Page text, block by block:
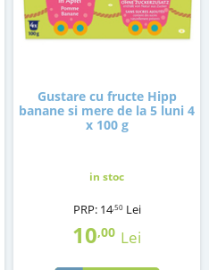
Gustare cu fructe Hipp
banane si mere de la 5 luni 4
x 100 g
in stoc
PRP: 14,50 Lei
10,00 Lei